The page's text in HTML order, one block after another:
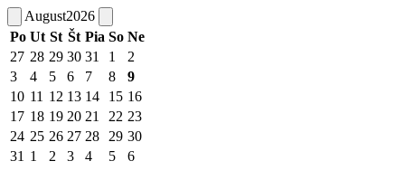
August2026
Po Ut St Št Pia So Ne
27 28 29 30 31 1
2
3
4 5 6 7 8
9
10 11 12 13 14 15 16
17 18 19 20 21 22 23
24 25 26 27 28 29 30
31 1 2 3 4 5 6